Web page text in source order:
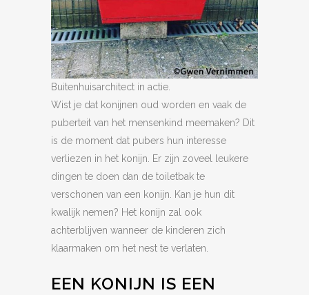
Buitenhuisarchitect in actie.
Wist je dat konijnen oud worden en vaak de
puberteit van het mensenkind meemaken? Dit
is de moment dat pubers hun interesse
verliezen in het konijn. Er zijn zoveel leukere
dingen te doen dan de toiletbak te
verschonen van een konijn. Kan je hun dit
kwalijk nemen? Het konijn zal ook
achterblijven wanneer de kinderen zich
klaarmaken om het nest te verlaten.
EEN KONIJN IS EEN